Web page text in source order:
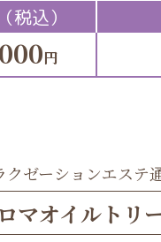
税込）
円
クゼーションエステ
マオイルトリ